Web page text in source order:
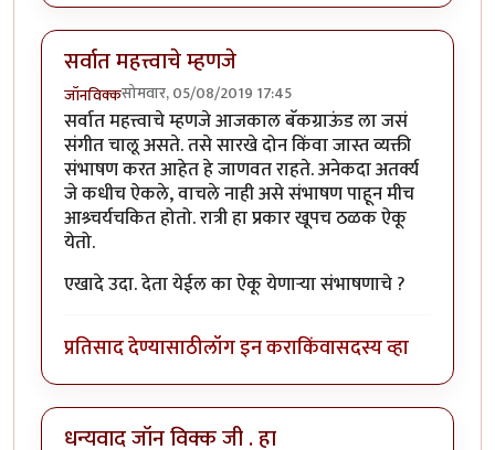
सर्वात महत्त्वाचे म्हणजे
जॉनविक्कसोमवार, 05/08/2019 17:45
सर्वात महत्त्वाचे म्हणजे आजकाल बॅकग्राऊंड ला जसं
संगीत चालू असते. तसे सारखे दोन किंवा जास्त व्यक्ती
संभाषण करत आहेत हे जाणवत राहते. अनेकदा अतर्क्य
जे कधीच ऐकले, वाचले नाही असे संभाषण पाहून मीच
आश्र्चर्यचकित होतो. रात्री हा प्रकार खूपच ठळक ऐकू
येतो.
एखादे उदा. देता येईल का ऐकू येणाऱ्या संभाषणाचे ?
प्रतिसाद देण्यासाठीलॉग इन कराकिंवासदस्य व्हा
धन्यवाद जॉन विक्क जी . हा